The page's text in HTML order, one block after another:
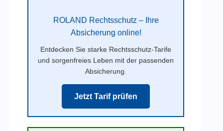
ROLAND Rechtsschutz – Ihre
Absicherung online!
Entdecken Sie starke Rechtsschutz-Tarife
und sorgenfreies Leben mit der passenden
Absicherung.
Jetzt Tarif prüfen